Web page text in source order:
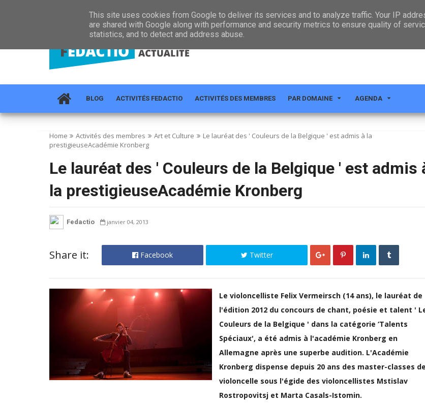
BLOG ACTIVITÉS FEDACTIO ACTIVITÉS DES MEMBRES PAR DOMAINE AGENDA
Home Activités des membres Art et Culture
Le lauréat des ' Couleurs de la Belgique ' est admis à la
prestigieuseAcadémie Kronberg
Le lauréat des ' Couleurs de la Belgique ' est admis
la prestigieuseAcadémie Kronberg
Fedactio janvier 04, 2013
Share it: Facebook Twitter
Le violoncelliste Felix Vermeirsch (14 ans), le lauréat de
l'édition 2012 du concours de chant, poésie et talent '
Couleurs de la Belgique ' dans la catégorie ‘Talents
Spéciaux', a été admis à l'académie Kronberg en
Allemagne après une superbe audition. L'Académie
Kronberg dispense depuis 20 ans des master-classes de
violoncelle sous l'égide des violoncellistes Mstislav
Rostropovitsj et Marta Casals-Istomin.
This site uses cookies from Google to deliver its services and to analyze traffic. Your IP
are shared with Google along with performance and security metrics to ensure quality of
statistics, and to detect and address abuse.